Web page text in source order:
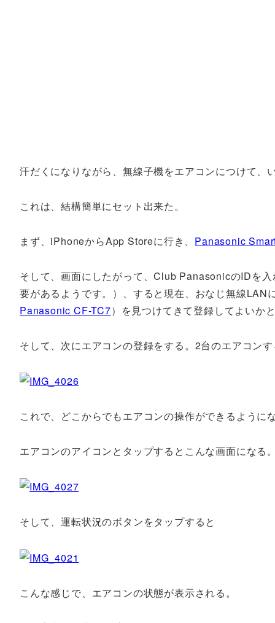
汗だくになりながら、無線子機をエアコンにつけて、
これは、結構簡単にセット出来た。
まず、iPhoneからApp Storeに行き、 Panasonic
そして、画面にしたがって、Club PanasonicのIDを
要があるようです。）、すると現在、おなじ無線LAN
Panasonic CF-TC7）を見つけてきて登録してよいか
そして、次にエアコンの登録をする。2台のエアコンす
これで、どこからでもエアコンの操作ができるようにな
エアコンのアイコンとタップするとこんな画面になる。
そして、運転状況のボタンをタップすると
こんな感じで、エアコンの状態が表示される。